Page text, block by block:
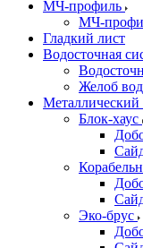
МЧ-профиль
МЧ-
Гладкий лист
Водосточная
Желоб
Металлический
Блок-хаус
Эко-брус